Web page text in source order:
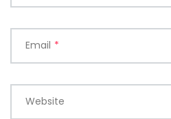
Email *
Website